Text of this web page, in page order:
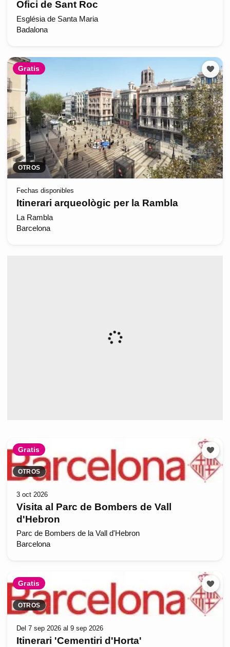
Ofici de Sant Roc
Església de Santa Maria
Badalona
Gratis
OTROS
Fechas disponibles
Itinerari arqueològic per la Rambla
La Rambla
Barcelona
Gratis
OTROS
3 oct 2026
Visita al Parc de Bombers de Vall
d'Hebron
Parc de Bombers de la Vall d'Hebron
Barcelona
Gratis
OTROS
Del 7 sep 2026 al 9 sep 2026
Itinerari 'Cementiri d'Horta'